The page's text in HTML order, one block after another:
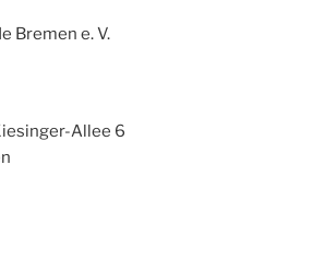
Bremen e. V.
Allee 6